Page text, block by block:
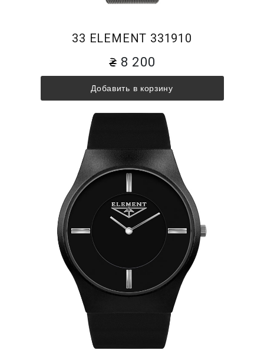
33 ELEMENT 331910
8 200
Добавить в корзину